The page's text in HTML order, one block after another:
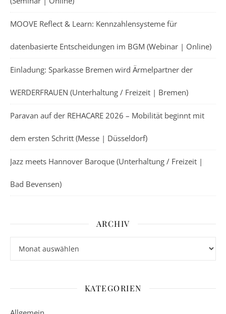
MOOVE Reflect & Learn: Kennzahlensysteme für
datenbasierte Entscheidungen im BGM (Webinar | Online)
Einladung: Sparkasse Bremen wird Ärmelpartner der
WERDERFRAUEN (Unterhaltung / Freizeit | Bremen)
Paravan auf der REHACARE 2026 – Mobilität beginnt mit
dem ersten Schritt (Messe | Düsseldorf)
Jazz meets Hannover Baroque (Unterhaltung / Freizeit |
Bad Bevensen)
ARCHIV
KATEGORIEN